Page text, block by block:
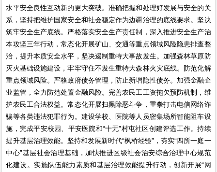
水平安全良性互动新的更大突破。准确把握和处理好发展与安全的关
系，坚持把维护国家安全和社会稳定作为边疆治理的底线要求。坚决
筑牢安全生产底线。严格落实安全生产责任制，深入推进安全生产治
本攻坚三年行动，常态化开展矿山、交通等重点领域风险隐患排查整
治，提升本质安全水平，坚决遏制重特大事故发生。加强森林草原防
灭火基础设施建设，牢牢守住不发生重特大森林火灾底线。防范化解
重点领域风险。严格政府债务管理，防止新增隐性债务。加强金融企
业监管，全力防范处置金融风险。完善农民工工资拖欠预防机制，维
护农民工合法权益。常态化开展扫黑除恶斗争，重拳打击电信网络诈
骗等各类违法犯罪行为。建设学校、医院等人员密集场所智能阻车设
施，完成平安校园、平安医院和“十无”村屯社区创建评选工作。持续
提升基层治理效能。坚持和发展新时代“枫桥经验”，夯实“四所一庭一
中心”基层社会治理基础，加快推进区级社会治安综合治理中心规范
化建设。实施队伍能力素质和基层治理效能提升行动，创新开展“网